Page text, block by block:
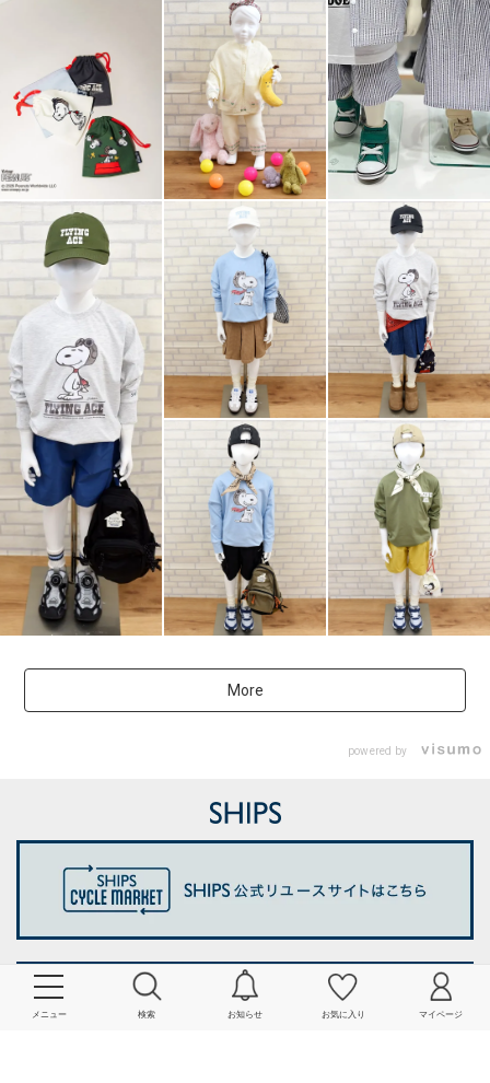
メニュー 検索 お知らせ お気に入り マイページ
More
powered by